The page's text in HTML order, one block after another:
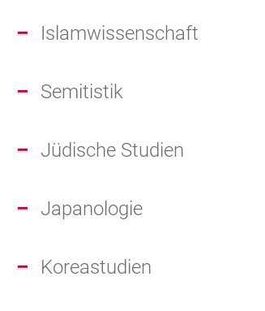
Islamwissenschaft
Semitistik
Jüdische Studien
Japanologie
Koreastudien